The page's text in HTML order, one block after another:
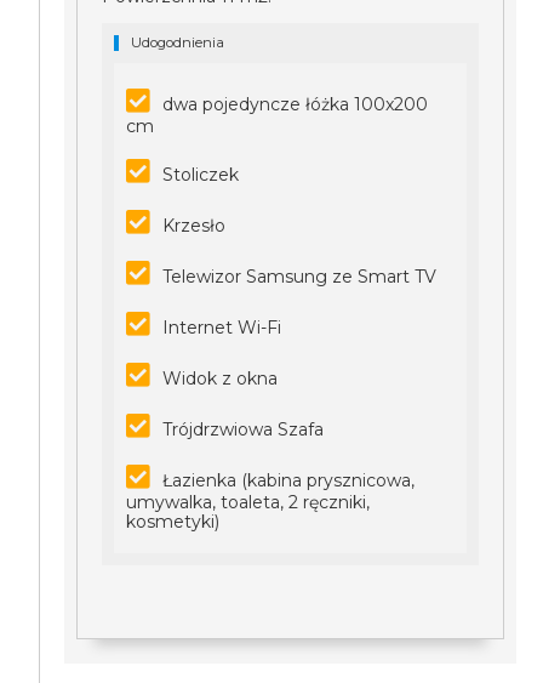
Udogodnienia
dwa pojedyncze łóżka 100x200
cm
Stoliczek
Krzesło
Telewizor Samsung ze Smart TV
Internet Wi-Fi
Widok z okna
Trójdrzwiowa Szafa
Łazienka (kabina prysznicowa,
umywalka, toaleta, 2 ręczniki,
kosmetyki)